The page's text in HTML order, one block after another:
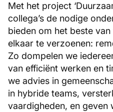
Met het project
collega’s de nodige
bieden om het beste
elkaar te verzoenen:
Zo dompelen we
van efficiënt werken en
we advies in
in hybride teams,
vaardigheden, en geven